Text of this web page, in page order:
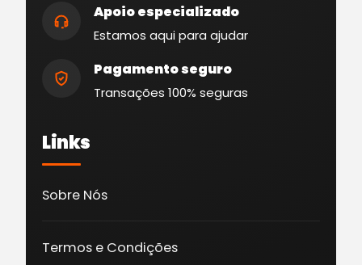
Apoio especializado
Estamos aqui para ajudar
Pagamento seguro
Transações 100% seguras
Links
Sobre Nós
Termos e Condições